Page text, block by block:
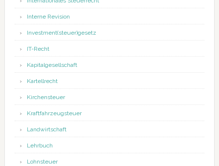
Interne Revision
Investment(steuer)gesetz
IT-Recht
Kapitalgesellschaft
Kartellrecht
Kirchensteuer
Kraftfahrzeugsteuer
Landwirtschaft
Lehrbuch
Lohnsteuer